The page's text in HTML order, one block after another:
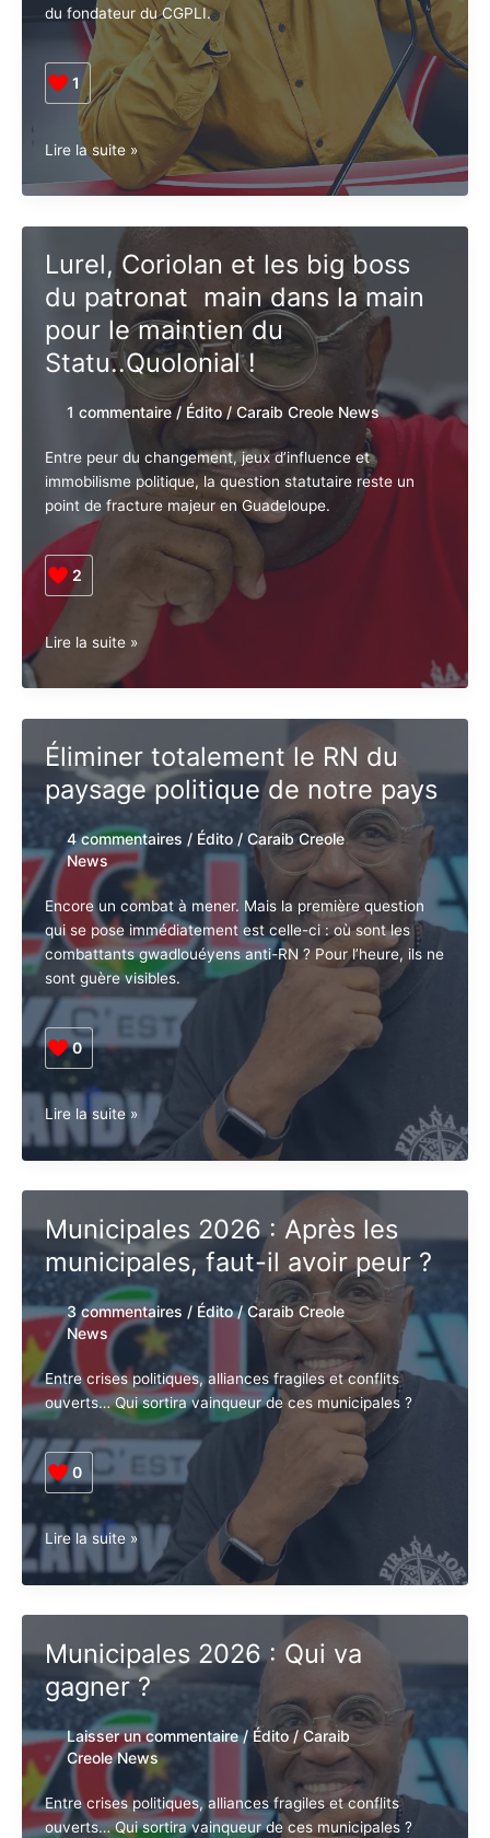
humaniste du fondateur du CGPLI.
1
Guadeloupe •
ka
Négrit
Lire la suite »
Lurel, Coriolan et les big boss
du patronat main dans la
main pour le maintien du
Statu..Quolonial !
1 commentaire / Édito/ Caraib Creole
Entre peur du changement, jeux d’influence et
immobilisme politique, la question statutaire reste un
point de fracture majeur en Guadeloupe.
2
big
du
patronat
main
dans
la
main
pour
le
maintien
du
Statu..Quolonial
!
Éliminer totalement le RN du
paysage politique de notre
pays
4 commentaires
Caraib Creole
News
Encore un combat à mener. Mais la première question
qui se pose immédiatement est celle-ci : où sont les
combattants gwadlouéyens anti-RN ? Pour l’heure, ils
ne sont guère visibles.
0
Éliminer
totalement
RN
du
paysage
politique
de
notre
pays
Lire la suite »
Municipales 2026 : Après les
municipales, faut-il avoir
peur ?
3 commentaires /Édito/Caraib Creole
News
Entre crises politiques, alliances fragiles et conflits
ouverts… Qui sortira vainqueur de ces municipales ?
2026 :
les
municipales,
faut-
il
avoir
peur ?
Municipales 2026 : Qui va
gagner ?
Laisser un commentaire /Édito/Caraib